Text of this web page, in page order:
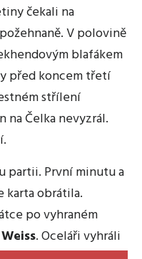
čekali na
V polovině
blafákem
před koncem třetí
střílení
na Čelka nevyzrál.
partii. První minutu a
karta obrátila.
po vyhraném
. Oceláři vyhráli